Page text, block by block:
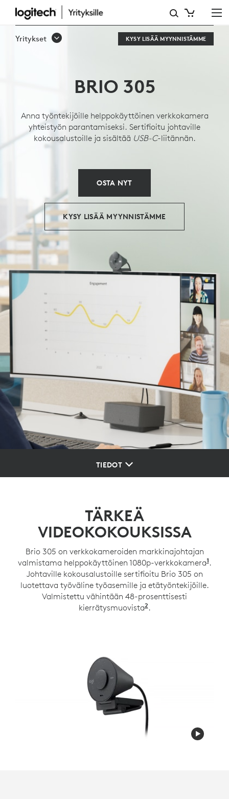
BRIO
305
Yritykset KYSY LISÄÄ MYYNNISTÄMME
BRIO 305
Anna työntekijöille helppokäyttöinen verkkokamera
yhteistyön parantamiseksi. Sertifioitu johtaville
kokousalustoille ja sisältää USB-C-liitännän.
OSTA NYT
KYSY LISÄÄ MYYNNISTÄMME
TIEDOT
TÄRKEÄ
VIDEOKOKOUKSISSA
Brio 305 on verkkokameroiden markkinajohtajan
valmistama helppokäyttöinen 1080p-verkkokamera1.
Johtaville kokousalustoille sertifioitu Brio 305 on
luotettava työväline työasemille ja etätyöntekijöille.
Valmistettu vähintään 48-prosenttisesti
kierrätysmuovista262 %
.